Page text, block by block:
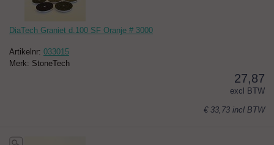
DiaTech Graniet d.100 SF Oranje # 3000
Artikelnr: 033015
Merk: StoneTech
27,87
excl BTW
€ 33,73 incl BTW